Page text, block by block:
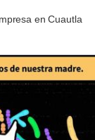
en Cuautla